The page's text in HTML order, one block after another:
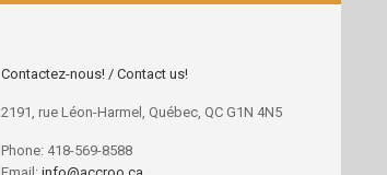
Contactez-nous! / Contact us!
2191, rue Léon-Harmel, Québec, QC G1N 4N5
Phone: 418-569-8588